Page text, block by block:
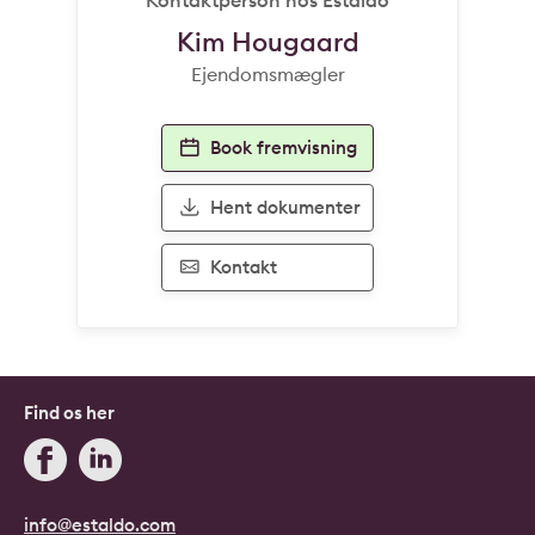
Kim Hougaard
Ejendomsmægler
Book fremvisning
Hent dokumenter
Kontakt
info@estaldo.com
Find os her